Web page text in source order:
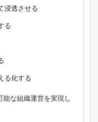
浸透させる
る
る化する
能な組織運営を実現し